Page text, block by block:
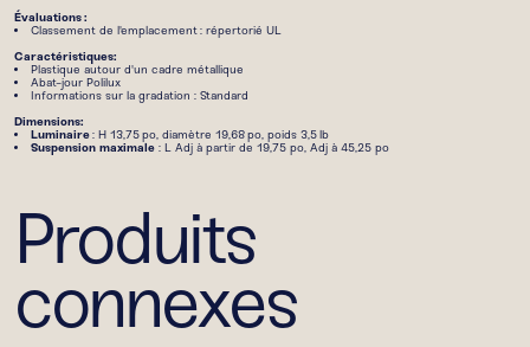
Évaluations :
Classement de l'emplacement : répertorié UL
Caractéristiques:
Plastique autour d'un cadre métallique
Abat-jour Polilux
Informations sur la gradation : Standard
Dimensions:
Luminaire: H 13,75 po, diamètre 19,68 po, poids 3,5 lb
Suspension maximale : L Adj à partir de 19,75 po, Adj à 45,25 po
Produits
connexes